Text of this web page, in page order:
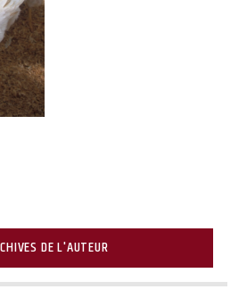
DE L'AUTEUR